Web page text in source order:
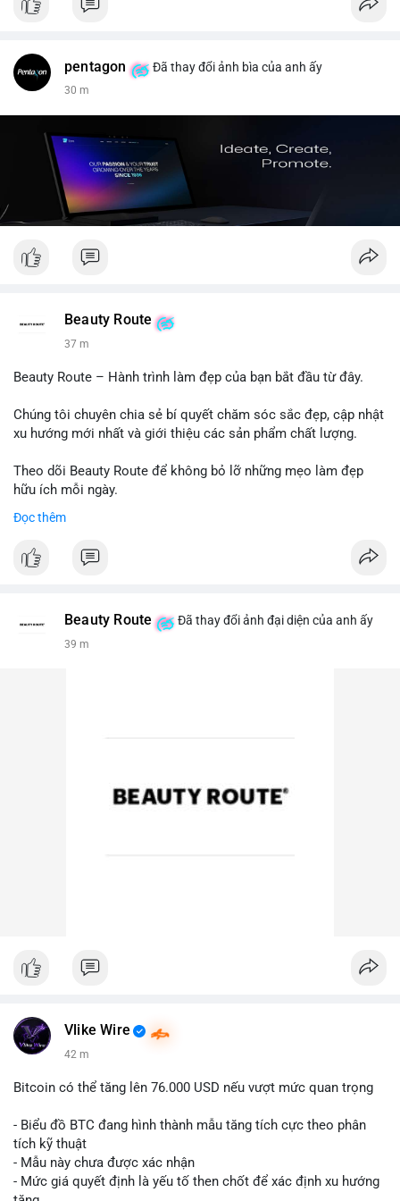
pentagon Đã thay đổi ảnh bìa của anh ấy
30 m
Beauty Route
37 m
Beauty Route – Hành trình làm đẹp của bạn bắt đầu từ đây.
Chúng tôi chuyên chia sẻ bí quyết chăm sóc sắc đẹp, cập nhật
xu hướng mới nhất và giới thiệu các sản phẩm chất lượng.
Theo dõi Beauty Route để không bỏ lỡ những mẹo làm đẹp
hữu ích mỗi ngày.
Đọc thêm
Beauty Route Đã thay đổi ảnh đại diện của anh ấy
39 m
Vlike Wire
42 m
Bitcoin có thể tăng lên 76.000 USD nếu vượt mức quan trọng
- Biểu đồ BTC đang hình thành mẫu tăng tích cực theo phân
tích kỹ thuật
- Mẫu này chưa được xác nhận
- Mức giá quyết định là yếu tố then chốt để xác định xu hướng